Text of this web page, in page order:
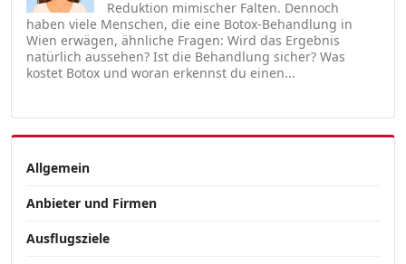
Reduktion mimischer Falten. Dennoch
haben viele Menschen, die eine Botox-Behandlung in
Wien erwägen, ähnliche Fragen: Wird das Ergebnis
natürlich aussehen? Ist die Behandlung sicher? Was
kostet Botox und woran erkennst du einen...
Allgemein
Anbieter und Firmen
Ausflugsziele